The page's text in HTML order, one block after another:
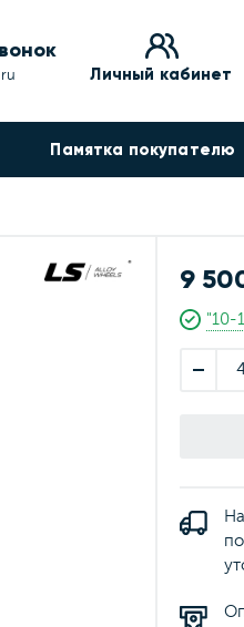
Личный кабинет
Памятка покупателю
9
"10-